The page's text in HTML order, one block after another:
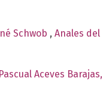
Schwob , Anales
Aceves